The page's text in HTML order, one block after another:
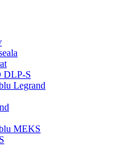
S
Legrand
MEKS